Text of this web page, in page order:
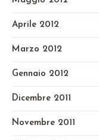
Aprile 2012
Marzo 2012
Gennaio 2012
Dicembre 2011
Novembre 2011